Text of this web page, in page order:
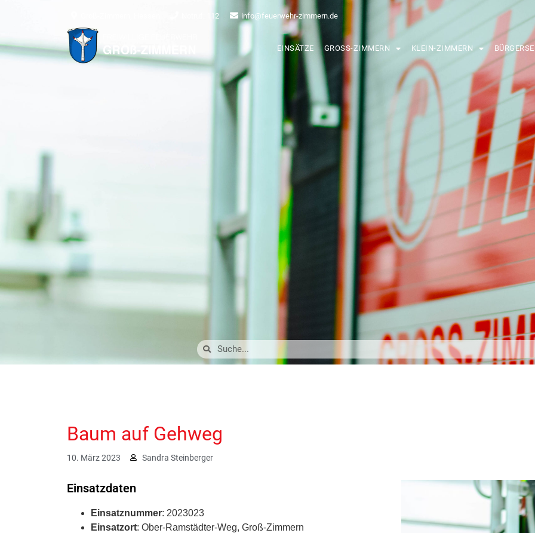
Notruf: 112 info@feuerwehr-zimmern.de
EINSÄTZE GROSS-ZIMMERN KLEIN-ZIMMERN
Baum auf Gehweg
10. März 2023 Sandra Steinberger
Einsatzdaten
Einsatznummer: 2023023
Einsatzort: Ober-Ramstädter-Weg, Groß-Zimmern